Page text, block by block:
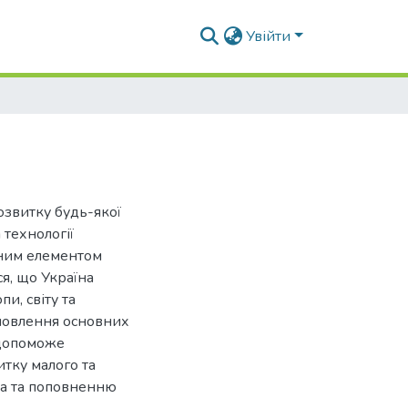
Увійти
будь-якої
елементом
що Україна
світу та
основних
малого та
та поповненню